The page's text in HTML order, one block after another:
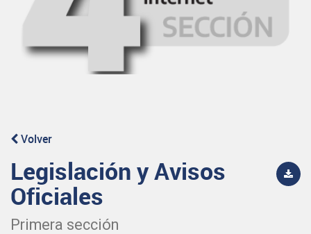
Volver
Legislación y Avisos
Oficiales
Primera sección